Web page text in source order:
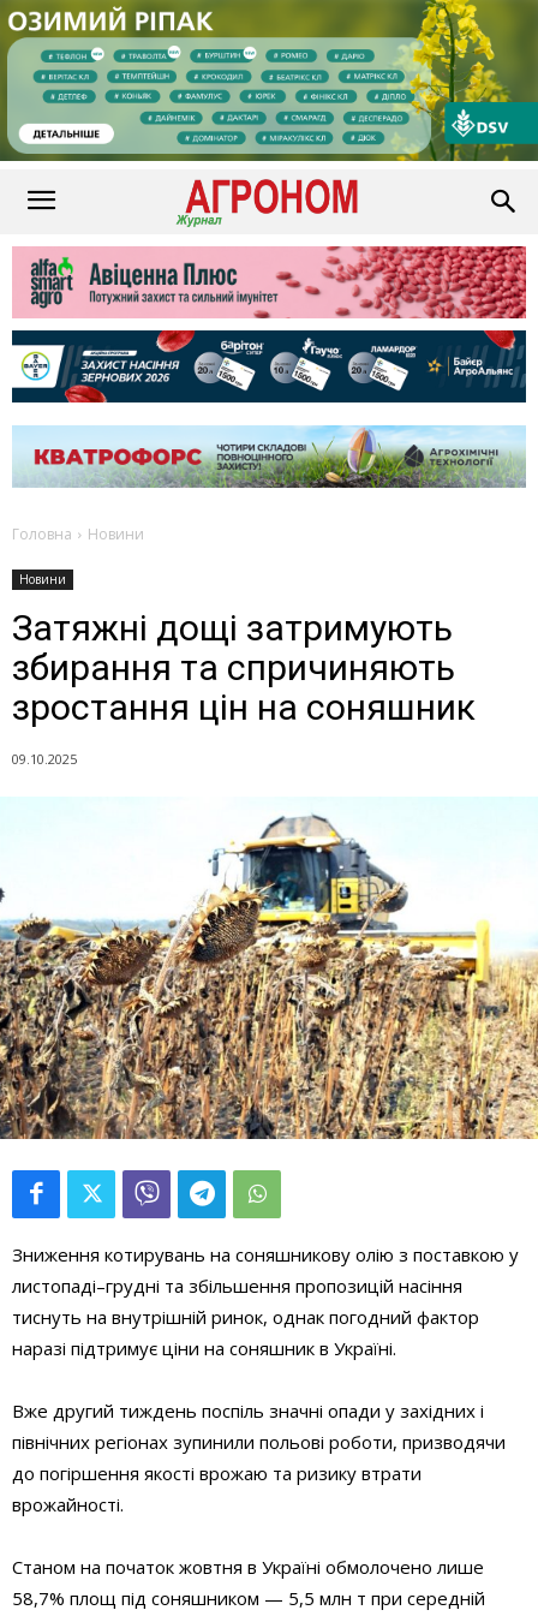
Головна Новини
Новини
Затяжні дощі затримують
збирання та спричиняють
зростання цін на соняшник
09.10.2025
Зниження котирувань на соняшникову олію з поставкою у
листопаді–грудні та збільшення пропозицій насіння
тиснуть на внутрішній ринок, однак погодний фактор
наразі підтримує ціни на соняшник в Україні.
Вже другий тиждень поспіль значні опади у західних і
північних регіонах зупинили польові роботи, призводячи
до погіршення якості врожаю та ризику втрати
врожайності.
Станом на початок жовтня в Україні обмолочено лише
58,7% площ під соняшником — 5,5 млн т при середній